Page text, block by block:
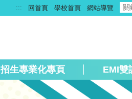
::: 回首頁 學校首頁 網站導覽
招生專業化專頁 EMI雙